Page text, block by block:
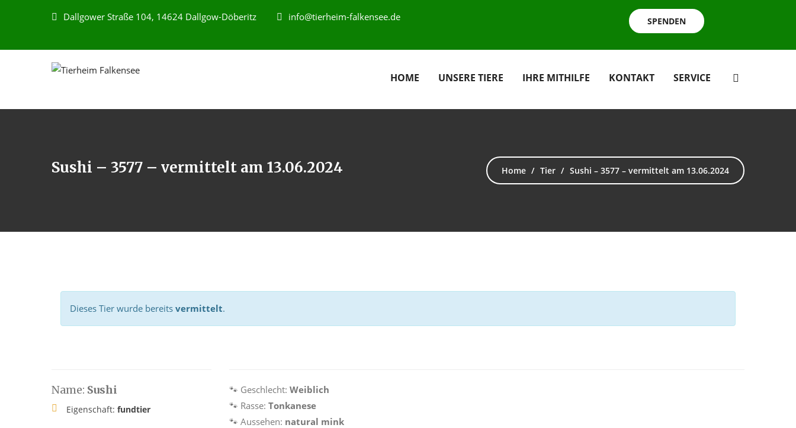
Dallgower Straße 104, 14624 Dallgow-Döberitz info@tierheim-falkensee.de SPENDEN
HOME UNSERE TIERE IHRE MITHILFE KONTAKT SERVICE
Sushi – 3577 – vermittelt am 13.06.2024 Home Tier Sushi – 3577 – vermittelt am 13.06.2024
Dieses Tier wurde bereits vermittelt.
Name: Sushi
Eigenschaft: fundtier
🐾 Geschlecht: Weiblich
🐾 Rasse: Tonkanese
🐾 Aussehen: natural mink